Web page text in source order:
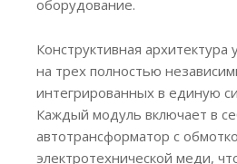
оборудование.
Конструктивная архитектура
на трех полностью
интегрированных в единую
Каждый модуль включает в
автотрансформатор с
электротехнической меди,